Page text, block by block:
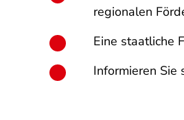
regionalen
Eine staatliche
Informieren Sie